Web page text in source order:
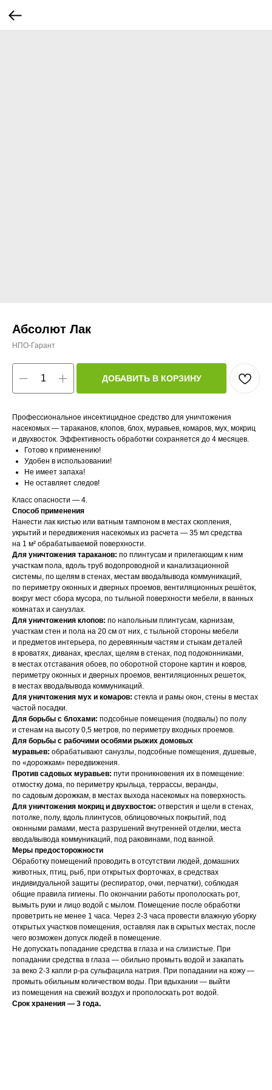
Абсолют Лак
НПО-Гарант
ДОБАВИТЬ В КОРЗИНУ
Профессиональное инсектицидное средство для уничтожения
насекомых — тараканов, клопов, блох, муравьев, комаров, мух, мокриц
и двухвосток. Эффективность обработки сохраняется до 4 месяцев.
Готово к применению!
Удобен в использовании!
Не имеет запаха!
Не оставляет следов!
Класс опасности — 4.
Способ применения
Нанести лак кистью или ватным тампоном в местах скопления,
укрытий и передвижения насекомых из расчета — 35 мл средства
на 1 м² обрабатываемой поверхности.
Для уничтожения тараканов: по плинтусам и прилегающим к ним
участкам пола, вдоль труб водопроводной и канализационной
системы, по щелям в стенах, местам ввода/вывода коммуникаций,
по периметру оконных и дверных проемов, вентиляционных решёток,
вокруг мест сбора мусора, по тыльной поверхности мебели, в ванных
комнатах и санузлах.
Для уничтожения клопов: по напольным плинтусам, карнизам,
участкам стен и пола на 20 см от них, с тыльной стороны мебели
и предметов интерьера, по деревянным частям и стыкам деталей
в кроватях, диванах, креслах, щелям в стенах, под подоконниками,
в местах отставания обоев, по оборотной стороне картин и ковров,
периметру оконных и дверных проемов, вентиляционных решеток,
в местах ввода/вывода коммуникаций.
Для уничтожения мух и комаров: стекла и рамы окон, стены в местах
частой посадки.
Для борьбы с блохами: подсобные помещения (подвалы) по полу
и стенам на высоту 0,5 метров, по периметру входных проемов.
Для борьбы с рабочими особями рыжих домовых
муравьев: обрабатывают санузлы, подсобные помещения, душевые,
по «дорожкам» передвижения.
Против садовых муравьев: пути проникновения их в помещение:
отмостку дома, по периметру крыльца, террассы, веранды,
по садовым дорожкам, в местах выхода насекомых на поверхность.
Для уничтожения мокриц и двухвосток: отверстия и щели в стенах,
потолке, полу, вдоль плинтусов, облицовочных покрытий, под
оконными рамами, места разрушений внутренней отделки, места
ввода/вывода коммуникаций, под раковинами, под ванной.
Меры предосторожности
Обработку помещений проводить в отсутствии людей, домашних
животных, птиц, рыб, при открытых форточках, в средствах
индивидуальной защиты (респиратор, очки, перчатки), соблюдая
общие правила гигиены. По окончании работы прополоскать рот,
вымыть руки и лицо водой с мылом. Помещение после обработки
проветрить не менее 1 часа. Через 2-3 часа провести влажную уборку
открытых участков помещения, оставляя лак в скрытых местах, после
чего возможен допуск людей в помещение.
Не допускать попадание средства в глаза и на слизистые. При
попадании средства в глаза — обильно промыть водой и закапать
за веко 2-3 капли р-ра сульфацила натрия. При попадании на кожу —
промыть обильным количеством воды. При вдыхании — выйти
из помещения на свежий воздух и прополоскать рот водой.
Срок хранения — 3 года.